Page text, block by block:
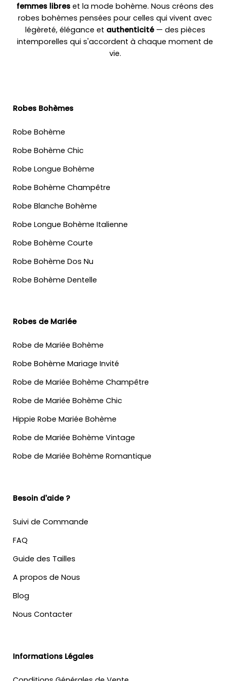
femmes libres et la mode bohème. Nous créons des
robes bohèmes pensées pour celles qui vivent avec
légèreté, élégance et authenticité— des pièces
intemporelles qui s'accordent à chaque moment de
vie.
Robes Bohèmes
Robe Bohème
Robe Bohème Chic
Robe Longue Bohème
Robe Bohème Champêtre
Robe Blanche Bohème
Robe Longue Bohème Italienne
Robe Bohème Courte
Robe Bohème Dos Nu
Robe Bohème Dentelle
Robes de Mariée
Robe de Mariée Bohème
Robe Bohème Mariage Invité
Robe de Mariée Bohème Champêtre
Robe de Mariée Bohème Chic
Hippie Robe Mariée Bohème
Robe de Mariée Bohème Vintage
Robe de Mariée Bohème Romantique
Besoin d'aide ?
Suivi de Commande
FAQ
Guide des Tailles
A propos de Nous
Blog
Nous Contacter
Informations Légales